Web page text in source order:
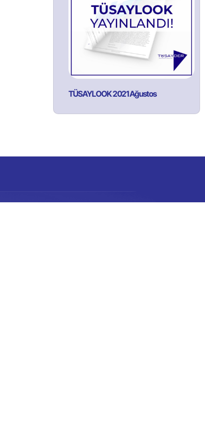
TÜSAYLOOK 2021 Ağustos